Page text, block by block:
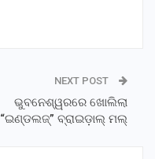
NEXT POST
ଭୁବନେଶ୍ୱରରେ ଖୋଲିଲା
“ଇଣ୍ଡଲଜ୍‌” ବ୍ରାଇଡ଼ାଲ୍ ମଲ୍‌